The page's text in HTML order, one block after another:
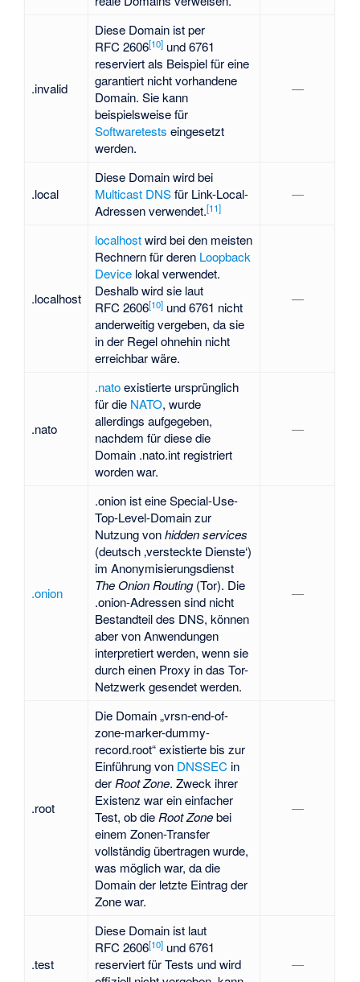
.invalid
Diese Domain ist per
RFC 2606[10]und 6761
reserviert als Beispiel für eine
garantiert nicht vorhandene
Domain. Sie kann
beispielsweise für
Softwaretests eingesetzt
werden.
—
.local
Diese Domain wird bei
Multicast DNSfür Link-Local-
Adressen verwendet.[11]
—
.localhost
localhostwird bei den meisten
Rechnern für deren Loopback
Devicelokal verwendet.
Deshalb wird sie laut
RFC 2606[10]und 6761 nicht
anderweitig vergeben, da sie
in der Regel ohnehin nicht
erreichbar wäre.
—
.nato
.natoexistierte ursprünglich
für die NATO, wurde
allerdings aufgegeben,
nachdem für diese die
Domain .nato.int registriert
worden war.
—
.onion
.onion ist eine Special-Use-
Top-Level-Domain zur
Nutzung vonhidden services
(deutsch ‚versteckte Dienste‘)
im Anonymisierungsdienst
The Onion Routing(Tor). Die
.onion-Adressen sind nicht
Bestandteil des DNS, können
aber von Anwendungen
interpretiert werden, wenn sie
durch einen Proxy in das Tor-
Netzwerk gesendet werden.
—
.root
Die Domain „vrsn-end-of-
zone-marker-dummy-
record.root“ existierte bis zur
Einführung von DNSSECin
derRoot Zone. Zweck ihrer
Existenz war ein einfacher
Test, ob dieRoot Zonebei
einem Zonen-Transfer
vollständig übertragen wurde,
was möglich war, da die
Domain der letzte Eintrag der
Zone war.
—
.test
Diese Domain ist laut
RFC 2606[10]und 6761
reserviert für Tests und wird
—